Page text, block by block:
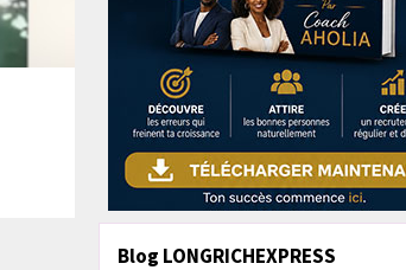
Blog LONGRICHEXPRESS